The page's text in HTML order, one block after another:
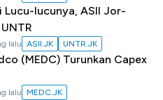
Lucu-lucunya, ASII Jor-
lalu ASII.JK UNTR.JK
(MEDC) Turunkan Capex
lalu MEDC.JK